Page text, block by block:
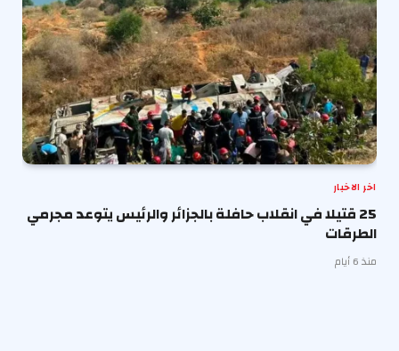
اخر الاخبار
25 قتيلا في انقلاب حافلة بالجزائر والرئيس يتوعد مجرمي
الطرقات
منذ 6 أيام